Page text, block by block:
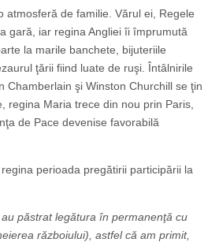
atmosferă de familie. Vărul ei, Regele
gară, iar regina Angliei îi împrumută
la marile banchete, bijuteriile
ţării fiind luate de ruşi. Întâlnirile
Chamberlain şi Winston Churchill se ţin
regina Maria trece din nou prin Paris,
de Pace devenise favorabilă
perioada pregătirii participării la
păstrat legătura în permanenţă cu
războiului), astfel că am primit,